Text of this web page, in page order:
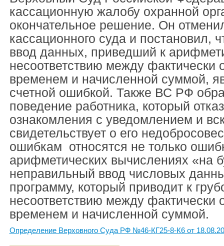
кассационную жалобу охранной
окончательное решение. Он
кассационного суда и постановил,
ввод данных, приведший к
несоответствию между фактически
временем и начисленной суммой,
счетной ошибкой. Также ВС РФ
поведение работника, который
ознакомления с уведомлением и
свидетельствует о его
ошибкам относятся не только
арифметических вычислениях «на
неправильный ввод числовых
программу, который приводит к
несоответствию между фактически
временем и начисленной суммой.
Определение Верховного Суда РФ №46-КГ25-8-К6 от